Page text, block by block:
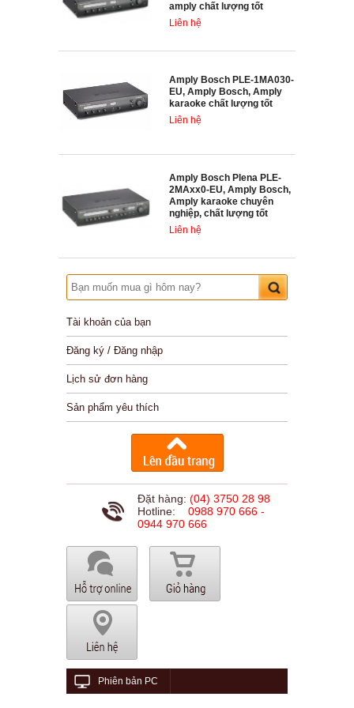
amply chất lượng tốt
Liên hệ
Amply Bosch PLE-1MA030-
EU, Amply Bosch, Amply
karaoke chất lượng tốt
Liên hệ
Amply Bosch Plena PLE-
2MAxx0-EU, Amply Bosch,
Amply karaoke chuyên
nghiệp, chất lượng tốt
Liên hệ
Tài khoản của bạn
Đăng ký / Đăng nhập
Lịch sử đơn hàng
Sản phẩm yêu thích
Đặt hàng: (04) 3750 28 98
Hotline: 0988 970 666 -
0944 970 666
Phiên bản PC